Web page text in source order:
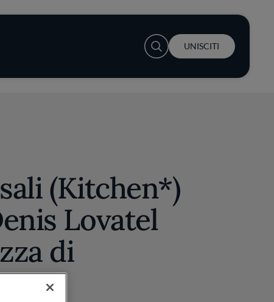
User account menu
UNISCITI
(Kitchen*)
Lovatel
di